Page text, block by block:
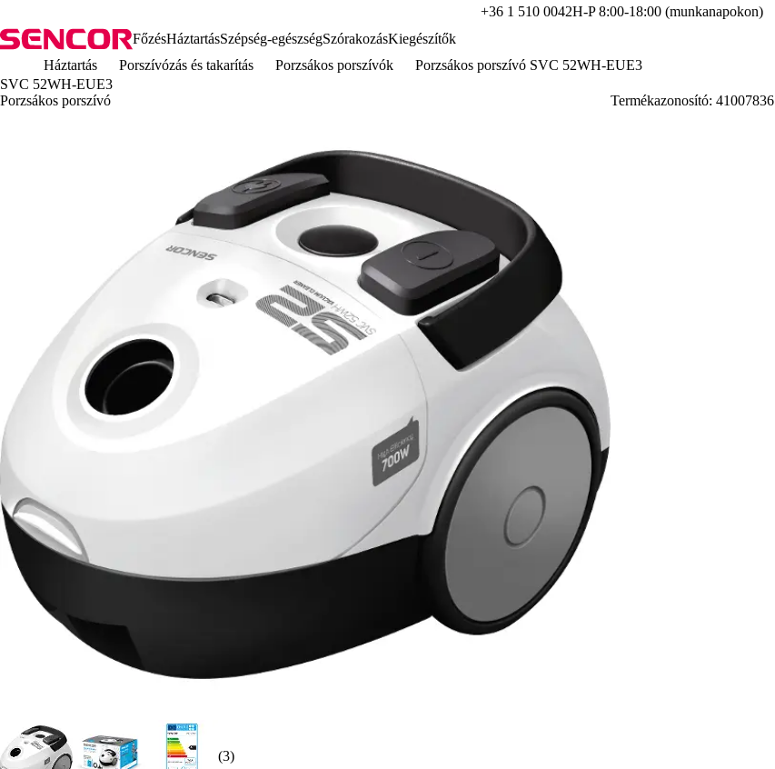
+36 1 510 0042H-P 8:00-18:00 (munkanapokon)
FőzésHáztartásSzépség-egészségSzórakozásKiegészítők
Háztartás
Porszívózás és takarítás Porzsákos porszívók
Porzsákos porszívó SVC 52WH-EUE3
SVC 52WH-EUE3
Porzsákos porszívó
(3)
Termékazonosító: 41007836